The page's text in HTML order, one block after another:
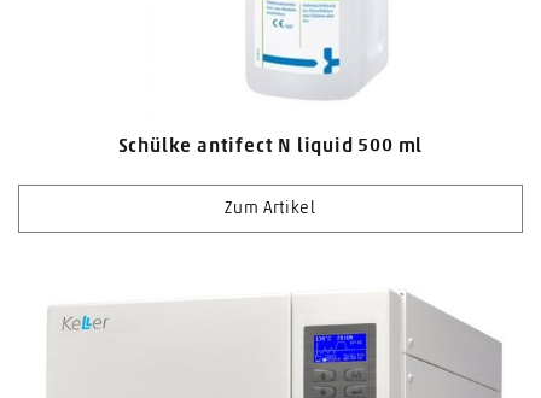
Schülke antifect N liquid 500 ml
Zum Artikel